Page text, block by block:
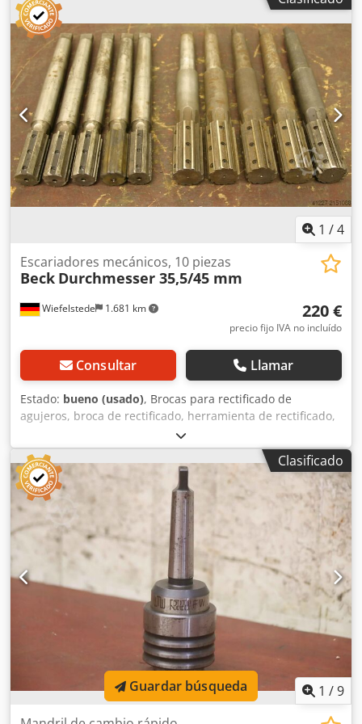
1 /4
Wiefelstede 1.681 km
Escariadores mecánicos, 10 piezas
Beck Durchmesser 35,5/45 mm
220 €
precio fijo IVA no incluído
Consultar Llamar
Estado: bueno (usado), Brocas para rectificado de
agujeros, broca de rectificado, herramienta de rectificado,
juego de herramientas de corte para calibración -
Cantidad: 10 brocas para rectificado -Diámetro: 5 brocas
de Ø 35,5 mm H7 -Diámetro: 5 brocas de Ø 45 mm H7 -
Portaherramientas: MK Djdpfxjcbyzuj Aiijck -Precio/Venta:
solo como conjunto completo -Peso: 24 kg
Clasificado
1 /9
Guardar búsqueda